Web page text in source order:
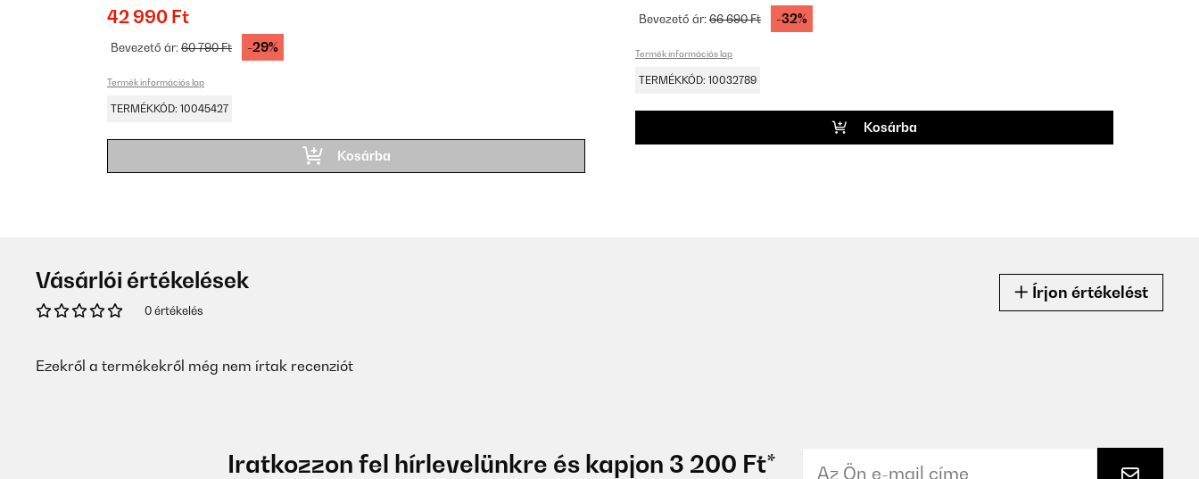
42 990 Ft
Bevezető ár:60 790 Ft -29%
Termék információs lap
TERMÉKKÓD: 10045427
Kosárba
Bevezető ár:66 690 Ft -32%
Termék információs lap
TERMÉKKÓD: 10032789
Kosárba
Vásárlói értékelések
0 értékelés
Írjon értékelést
Ezekről a termékekről még nem írtak recenziót
Iratkozzon fel hírlevelünkre és kapjon 3 200 Ft*